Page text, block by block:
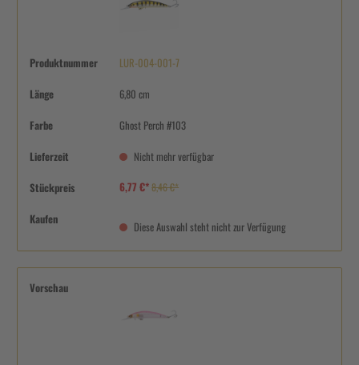
Produktnummer LUR-004-001-7
Länge 6,80 cm
Farbe Ghost Perch #103
Lieferzeit Nicht mehr verfügbar
Stückpreis 6,77 €*8,46 €*
Kaufen
Diese Auswahl steht nicht zur Verfügung
Vorschau